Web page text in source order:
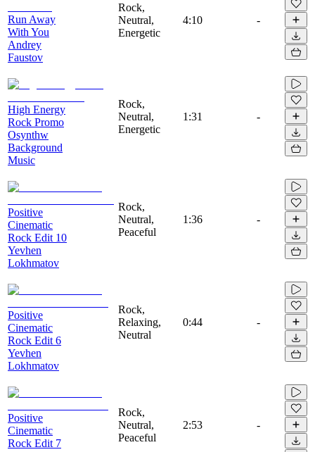
Run Away
With You
Andrey
Faustov
Rock,
Neutral,
Energetic
4:10 -
High Energy
Rock Promo
Osynthw
Background
Music
Rock,
Neutral,
Energetic
1:31 -
Positive
Cinematic
Rock Edit 10
Yevhen
Lokhmatov
Rock,
Neutral,
Peaceful
1:36 -
Positive
Cinematic
Rock Edit 6
Yevhen
Lokhmatov
Rock,
Relaxing,
Neutral
0:44 -
Positive
Cinematic
Rock Edit 7
Rock,
Neutral,
Peaceful
2:53 -